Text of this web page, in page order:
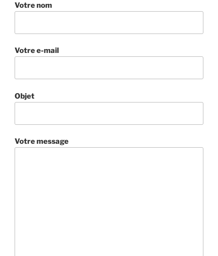
Votre nom
Votre e-mail
Objet
Votre message